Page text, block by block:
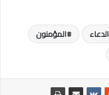
الدعاء
المؤمنون